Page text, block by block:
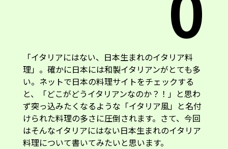
「イタリアにはない、日本生まれのイタリア料
理」。確かに日本には和製イタリアンがとても多
い。ネットで日本の料理サイトをチェックする
と、「どこがどうイタリアンなのか？！」と思わ
ず突っ込みたくなるような「イタリア風」と名付
けられた料理の多さに圧倒されます。さて、今回
はそんなイタリアにはない日本生まれのイタリア
料理について書いてみたいと思います。